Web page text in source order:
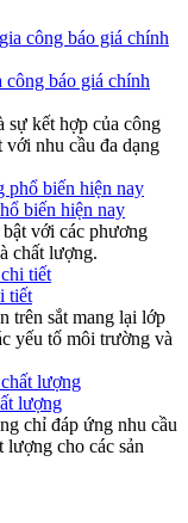
báo giá chính
sự kết hợp của công
với nhu cầu đa dạng
biến hiện nay
với các phương
chất lượng.
tiết
trên sắt mang lại lớp
yếu tố môi trường và
lượng
chỉ đáp ứng nhu cầu
lượng cho các sản